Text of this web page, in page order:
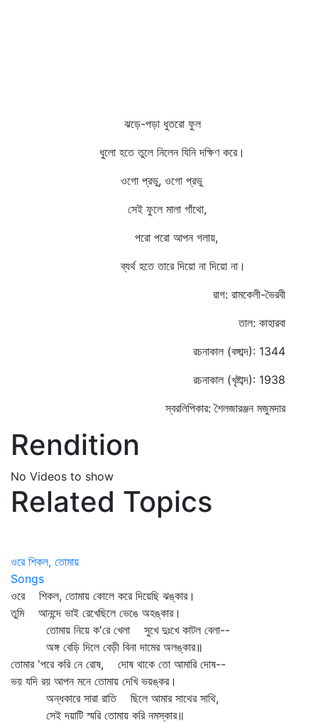
ঝড়ে-পড়া ধুতরো ফুল
ধুলো হতে তুলে নিলেন যিনি দক্ষিণ করে।
ওগো প্রভু, ওগো প্রভু
সেই ফুলে মালা গাঁথো,
পরো পরো আপন গলায়,
ব্যর্থ হতে তারে দিয়ো না দিয়ো না।
রাগ: রামকেলী-ভৈরবী
তাল: কাহারবা
রচনাকাল (বঙ্গাব্দ): 1344
রচনাকাল (খৃষ্টাব্দ): 1938
স্বরলিপিকার: শৈলজারঞ্জন মজুমদার
Rendition
No Videos to show
Related Topics
ওরে শিকল, তোমায়
Songs
ওরে শিকল, তোমায় কোলে করে দিয়েছি ঝঙ্কার।
তুমি আনন্দে ভাই রেখেছিলে ভেঙে অহঙ্কার।
তোমায় নিয়ে ক'রে খেলা সুখে দুঃখে কাটল বেলা--
অঙ্গ বেড়ি দিলে বেড়ী বিনা দামের অলঙ্কার॥
তোমার 'পরে করি নে রোষ, দোষ থাকে তো আমারি দোষ--
ভয় যদি রয় আপন মনে তোমায় দেখি ভয়ঙ্কর।
অন্ধকারে সারা রাতি ছিলে আমার সাথের সাথি,
সেই দয়াটি স্মরি তোমায় করি নমস্কার॥